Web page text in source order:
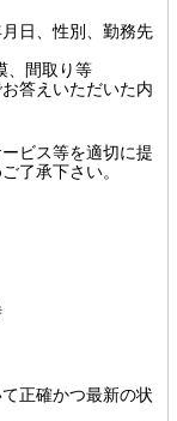
日、性別、勤務先
、間取り等
答えいただいた内
ビス等を適切に提
了承下さい。
正確かつ最新の状